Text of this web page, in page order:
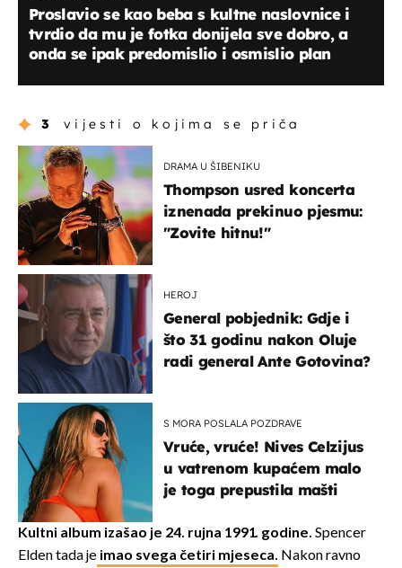
Proslavio se kao beba s kultne naslovnice i
tvrdio da mu je fotka donijela sve dobro, a
onda se ipak predomislio i osmislio plan
3 vijesti o kojima se priča
DRAMA U ŠIBENIKU
Thompson usred koncerta
iznenada prekinuo pjesmu:
"Zovite hitnu!"
HEROJ
General pobjednik: Gdje i
što 31 godinu nakon Oluje
radi general Ante Gotovina?
S MORA POSLALA POZDRAVE
Vruće, vruće! Nives Celzijus
u vatrenom kupaćem malo
je toga prepustila mašti
Kultni album izašao je 24. rujna 1991. godine. Spencer
Elden tada je imao svega četiri mjeseca. Nakon ravno